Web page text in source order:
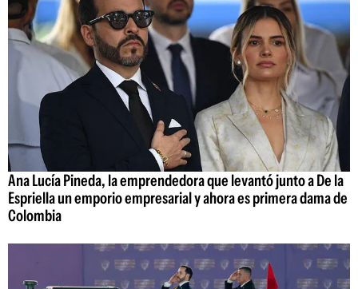
Ana Lucía Pineda, la emprendedora que levantó junto a De la
Espriella un emporio empresarial y ahora es primera dama de
Colombia